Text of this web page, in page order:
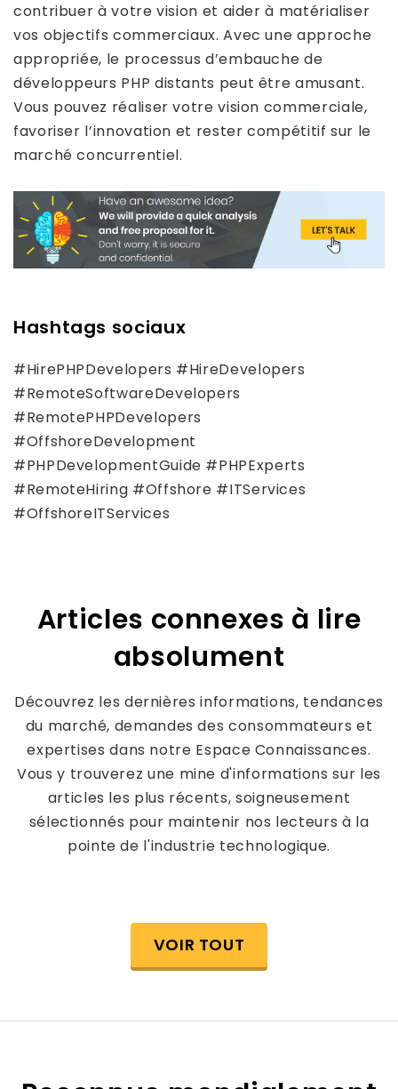
contribuer à votre vision et aider à matérialiser
vos objectifs commerciaux. Avec une approche
appropriée, le processus d’embauche de
développeurs PHP distants peut être amusant.
Vous pouvez réaliser votre vision commerciale,
favoriser l’innovation et rester compétitif sur le
marché concurrentiel.
Hashtags sociaux
#HirePHPDevelopers #HireDevelopers
#RemoteSoftwareDevelopers
#RemotePHPDevelopers
#OffshoreDevelopment
#PHPDevelopmentGuide #PHPExperts
#RemoteHiring #Offshore #ITServices
#OffshoreITServices
Articles connexes à lire
absolument
Découvrez les dernières informations, tendances
du marché, demandes des consommateurs et
expertises dans notre Espace Connaissances.
Vous y trouverez une mine d'informations sur les
articles les plus récents, soigneusement
sélectionnés pour maintenir nos lecteurs à la
pointe de l'industrie technologique.
VOIR TOUT